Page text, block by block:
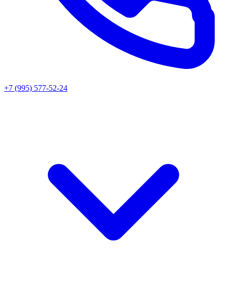
+7 (995) 577-52-24